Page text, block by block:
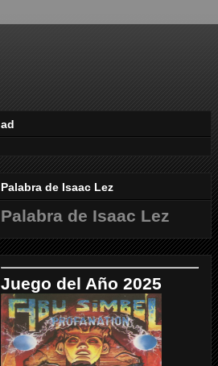
ad
Palabra de Isaac Lez
Palabra de Isaac Lez
Juego del Año 2025